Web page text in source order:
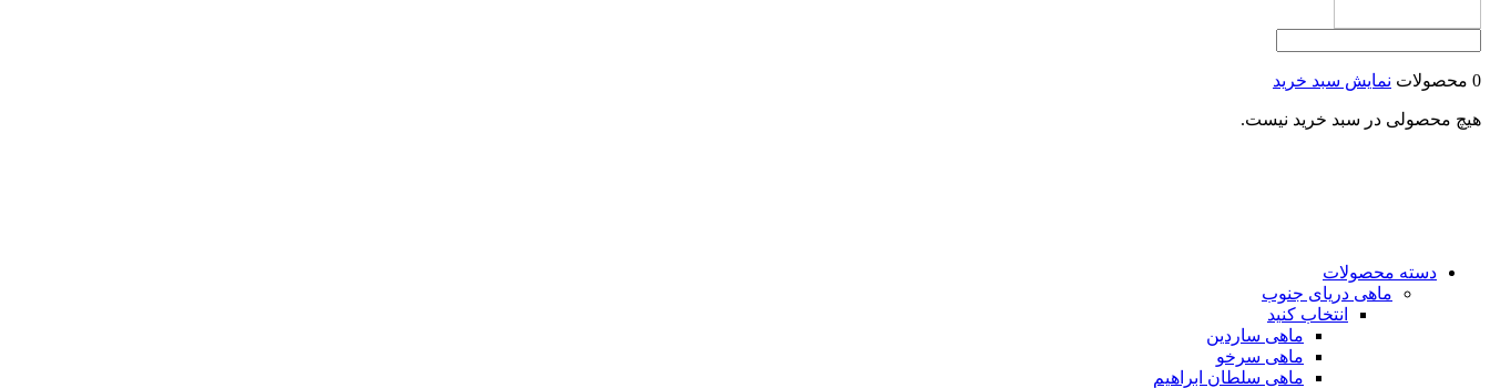
0 محصولات نمایش سبد خرید
هیچ محصولی در سبد خرید نیست.
دسته محصولات
ماهی دریای جنوب
انتخاب کنید
ماهی ساردین
ماهی سرخو
ماهی سلطان ابراهیم